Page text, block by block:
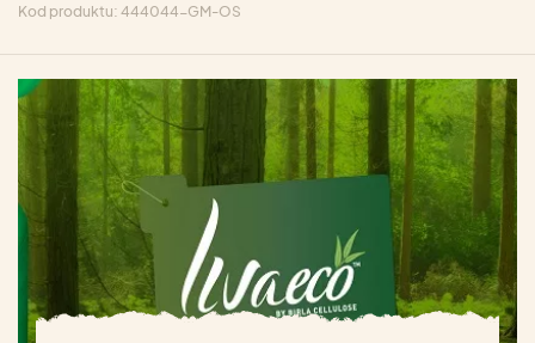
Kod produktu: 444044-GM-OS